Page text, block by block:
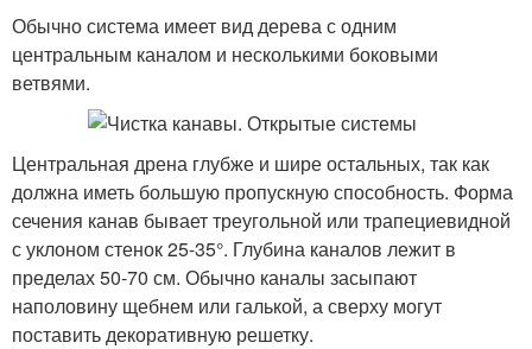
Обычно система имеет вид дерева с одним
центральным каналом и несколькими боковыми
ветвями.
Центральная дрена глубже и шире остальных, так как
должна иметь большую пропускную способность. Форма
сечения канав бывает треугольной или трапециевидной
с уклоном стенок 25-35°. Глубина каналов лежит в
пределах 50-70 см. Обычно каналы засыпают
наполовину щебнем или галькой, а сверху могут
поставить декоративную решетку.